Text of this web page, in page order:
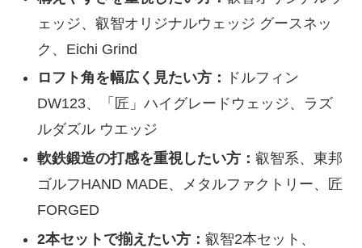
ェッジ、叡智オリジナルウェッジ グースネッ
ク、Eichi Grind
ロフト角を幅広く見たい方：
ドルフィン
DW123、「匠」ハイグレードウェッジ、ラズ
ルダズル ウエッジ
軟鉄鍛造の打感を重視したい方： 叡智系、東邦
ゴルフHAND MADE、メタルファクトリー、匠
FORGED
2本セットで揃えたい方： 叡智2本セット、